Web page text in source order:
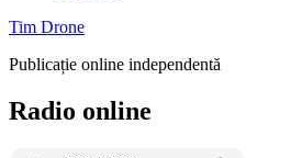
Tim Drone
Publicație online independentă
Radio online